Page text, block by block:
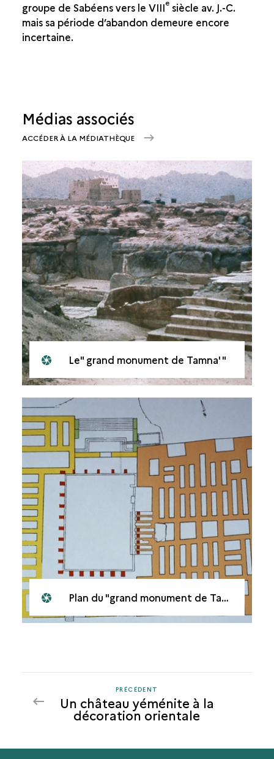
groupe de Sabéens vers le VIIIesiècle av. J.-C.
mais sa période d’abandon demeure encore
incertaine.
Médias associés
ACCÉDER À LA MÉDIATHÈQUE
Le" grand monument de Tamna' "
Plan du "grand monument de Tamna' "
PRÉCÉDENT
PRÉCÉDENT
Un château yéménite à la
décoration orientale